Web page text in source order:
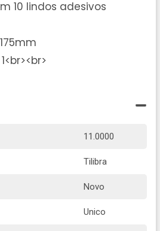
10 lindos adesivos
11.0000
Tilibra
Novo
Unico